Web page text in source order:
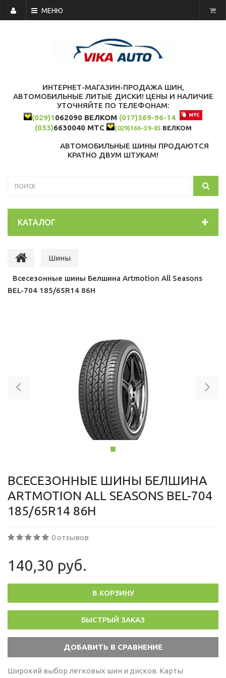
МЕНЮ
ИНТЕРНЕТ-МАГАЗИН-ПРОДАЖА ШИН,
АВТОМОБИЛЬНЫЕ ЛИТЫЕ ДИСКИ! ЦЕНЫ И НАЛИЧИЕ
УТОЧНЯЙТЕ ПО ТЕЛЕФОНАМ:
(029)1062090 ВЕЛКОМ (017)369-96-14
(033)6630040 МТС (029)166-39-85 ВЕЛКОМ
АВТОМОБИЛЬНЫЕ ШИНЫ ПРОДАЮТСЯ
КРАТНО ДВУМ ШТУКАМ!
КАТАЛОГ
Шины
Всесезонные шины Белшина Artmotion All Seasons
BEL-704 185/65R14 86H
ВСЕСЕЗОННЫЕ ШИНЫ БЕЛШИНА
ARTMOTION ALL SEASONS BEL-704
185/65R14 86H
0 отзывов
140,30 руб.
В КОРЗИНУ
БЫСТРЫЙ ЗАКАЗ
Широкий выбор легковых шин и дисков. Карты